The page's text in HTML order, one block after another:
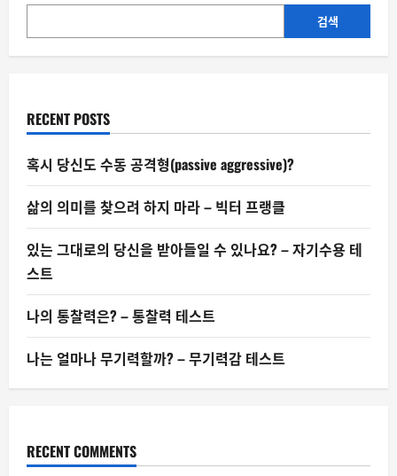
정:
빙
셔
늘
의
시
까
지
검색
RECENT POSTS
혹시 당신도 수동 공격형(passive aggressive)?
삶의 의미를 찾으려 하지 마라 – 빅터 프랭클
있는 그대로의 당신을 받아들일 수 있나요? – 자기수용 테
스트
나의 통찰력은? – 통찰력 테스트
나는 얼마나 무기력할까? – 무기력감 테스트
RECENT COMMENTS